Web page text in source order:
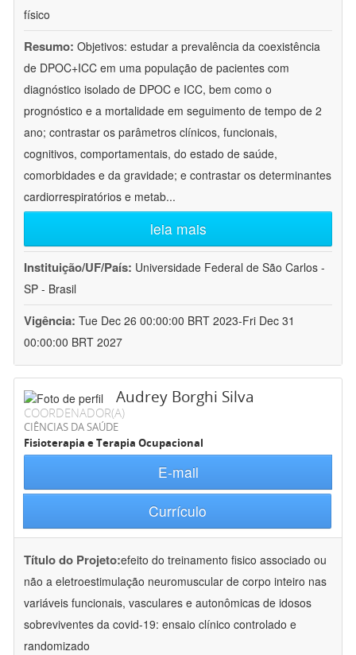
físico
Resumo: Objetivos: estudar a prevalência da coexistência
de DPOC+ICC em uma população de pacientes com
diagnóstico isolado de DPOC e ICC, bem como o
prognóstico e a mortalidade em seguimento de tempo de 2
ano; contrastar os parâmetros clínicos, funcionais,
cognitivos, comportamentais, do estado de saúde,
comorbidades e da gravidade; e contrastar os determinantes
cardiorrespiratórios e metab...
leia mais
Instituição/UF/País: Universidade Federal de São Carlos -
SP - Brasil
Vigência: Tue Dec 26 00:00:00 BRT 2023-Fri Dec 31
00:00:00 BRT 2027
Audrey Borghi Silva
COORDENADOR(A)
CIÊNCIAS DA SAÚDE
Fisioterapia e Terapia Ocupacional
E-mail
Currículo
Título do Projeto:efeito do treinamento fisico associado ou
não a eletroestimulação neuromuscular de corpo inteiro nas
variáveis funcionais, vasculares e autonômicas de idosos
sobreviventes da covid-19: ensaio clínico controlado e
randomizado